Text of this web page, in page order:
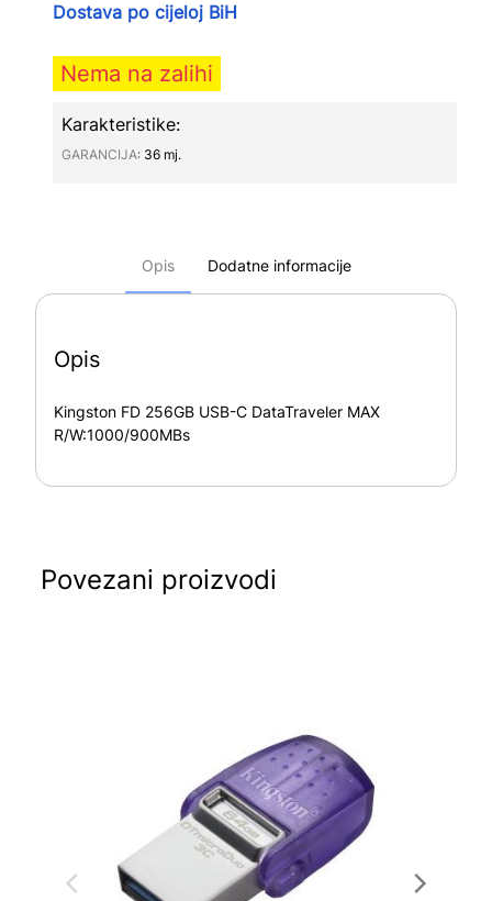
Dostava po cijeloj BiH
Nema na zalihi
Karakteristike:
GARANCIJA∶ 36 mj.
Opis Dodatne informacije
Opis
Kingston FD 256GB USB-C DataTraveler MAX
R/W:1000/900MBs
Povezani proizvodi